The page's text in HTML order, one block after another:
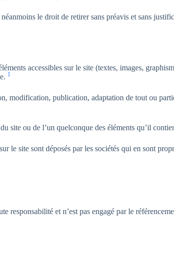
le droit de retirer sans préavis et sans
accessibles sur le site (textes, images,
1
modification, publication, adaptation de tout ou
site ou de l’un quelconque des éléments qu’il
le site sont déposés par les sociétés qui en sont
responsabilité et n’est pas engagé par le